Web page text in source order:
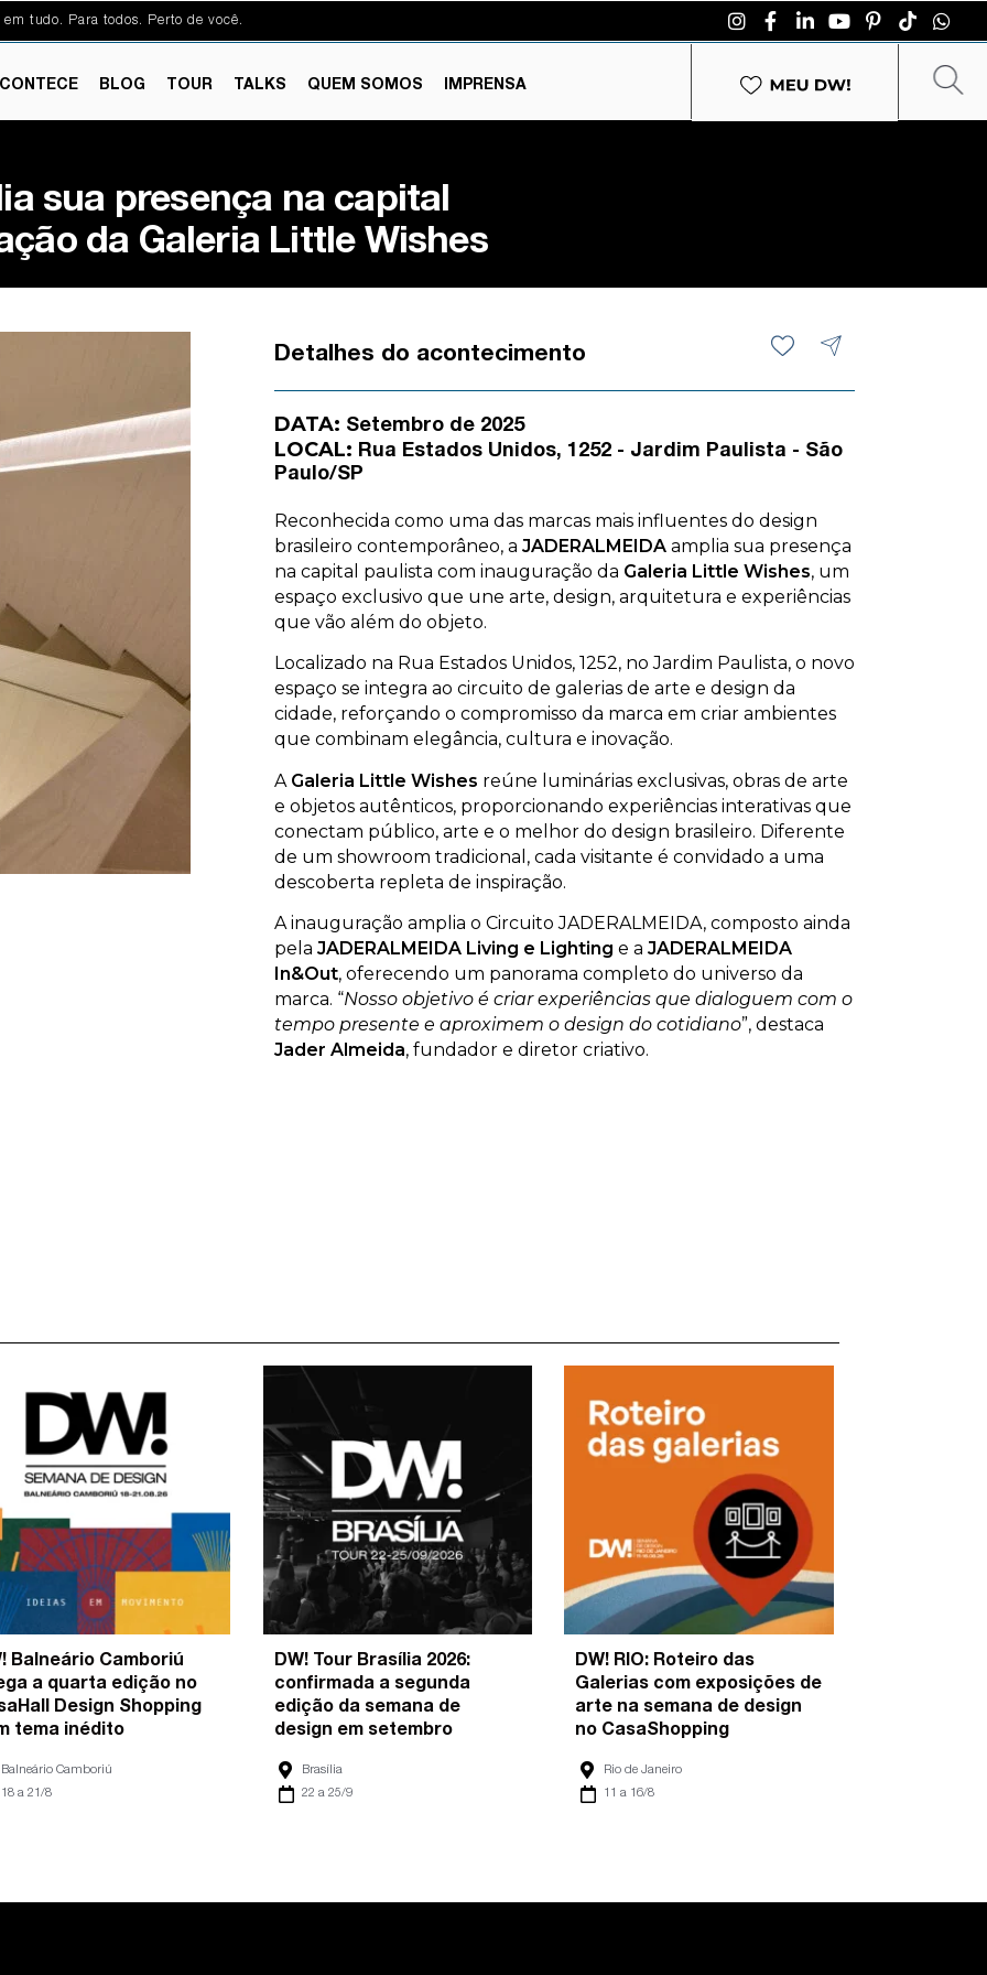
em tudo. Para todos. Perto de você.
BLOG TOUR TALKS QUEM SOMOS IMPRENSA
sua presença na capital
da Galeria Little Wishes
Detalhes do acontecimento
DATA: Setembro de 2025
LOCAL: Rua Estados Unidos, 1252 - Jardim Paulista - São
Paulo/SP
Reconhecida como uma das marcas mais influentes do design
brasileiro contemporâneo, aJADERALMEIDA amplia sua presença
na capital paulista com inauguração da Galeria Little Wishes, um
espaço exclusivo que une arte, design, arquitetura e experiências
que vão além do objeto.
Localizado na Rua Estados Unidos, 1252, no Jardim Paulista, o novo
espaço se integra ao circuito de galerias de arte e design da
cidade, reforçando o compromisso da marca em criar ambientes
que combinam elegância, cultura e inovação.
A Galeria Little Wishes reúne luminárias exclusivas, obras de arte
e objetos autênticos, proporcionando experiências interativas que
conectam público, arte e o melhor do design brasileiro. Diferente
de um showroom tradicional, cada visitante é convidado a uma
descoberta repleta de inspiração.
A inauguração amplia o Circuito JADERALMEIDA, composto ainda
pelaJADERALMEIDA Living e Lighting e aJADERALMEIDA
In&Out, oferecendo um panorama completo do universo da
marca. “Nosso objetivo é criar experiências que dialoguem com o
tempo presente e aproximem o design do cotidiano”, destaca
Jader Almeida, fundador e diretor criativo.
Balneário Camboriú
a quarta edição no
Design Shopping
tema inédito
Balneário Camboriú
18 a 21/8
DW! Tour Brasília 2026:
confirmada a segunda
edição da semana de
design em setembro
Brasília
22 a 25/9
DW! RIO: Roteiro das
Galerias com exposições de
arte na semana de design
no CasaShopping
Rio de Janeiro
11 a 16/8